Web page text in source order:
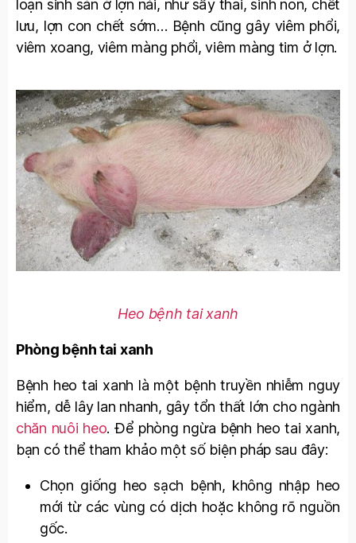
loạn sinh sản ở lợn nái, như sẩy thai, sinh non, chết
lưu, lợn con chết sớm… Bệnh cũng gây viêm phổi,
viêm xoang, viêm màng phổi, viêm màng tim ở lợn.
Heo bệnh tai xanh
Phòng bệnh tai xanh
Bệnh heo tai xanh là một bệnh truyền nhiễm nguy
hiểm, dễ lây lan nhanh, gây tổn thất lớn cho ngành
chăn nuôi heo. Để phòng ngừa bệnh heo tai xanh,
bạn có thể tham khảo một số biện pháp sau đây:
Chọn giống heo sạch bệnh, không nhập heo
mới từ các vùng có dịch hoặc không rõ nguồn
gốc.